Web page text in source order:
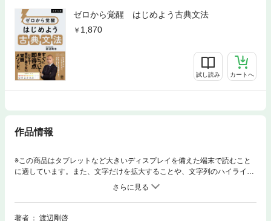
ゼロから覚醒 はじめよう古典文法
1,870
試し読み カートへ
作品情報
※この商品はタブレットなど大きいディスプレイを備えた端末で読むこと
に適しています。また、文字だけを拡大することや、文字列のハイライ
ト、検索、辞書の参照、引用などの機能が使用できません。「何から手を
つければいいかわからない」「単語も文法もあやふや」「なんとなく読ん
でいるけれど、正解できない」──そうした声を、僕は何度も聞いてきま
した。この本は、まさにそうした教室の中にいる“古文ができない生徒”の
著者
渡辺剛啓